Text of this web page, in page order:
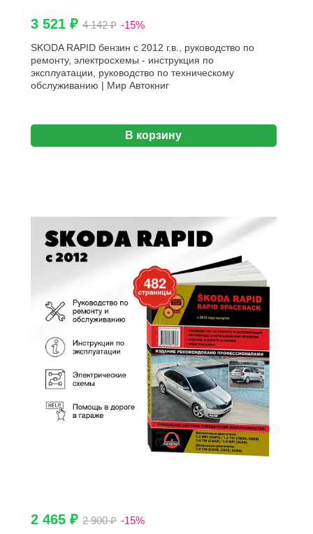
3 521 ₽ 4 142 ₽ -15%
SKODA RAPID бензин с 2012 г.в., руководство по
ремонту, электросхемы - инструкция по
эксплуатации, руководство по техническому
обслуживанию | Мир Автокниг
В корзину
2 465 ₽ 2 900 ₽ -15%